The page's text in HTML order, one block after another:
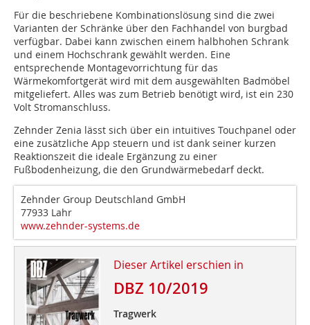
Für die beschriebene Kombinationslösung sind die zwei
Varianten der Schränke über den Fachhandel von burgbad
verfügbar. Dabei kann zwischen einem halbhohen Schrank
und einem Hochschrank gewählt werden. Eine
entsprechende Montagevorrichtung für das
Wärmekomfortgerät wird mit dem ausgewählten Badmöbel
mitgeliefert. Alles was zum Betrieb benötigt wird, ist ein 230
Volt Stromanschluss.
Zehnder Zenia lässt sich über ein intuitives Touchpanel oder
eine zusätzliche App steuern und ist dank seiner kurzen
Reaktionszeit die ideale Ergänzung zu einer
Fußbodenheizung, die den Grundwärmebedarf deckt.
Zehnder Group Deutschland GmbH
77933 Lahr
www.zehnder-systems.de
Dieser Artikel erschien in
DBZ 10/2019
Tragwerk